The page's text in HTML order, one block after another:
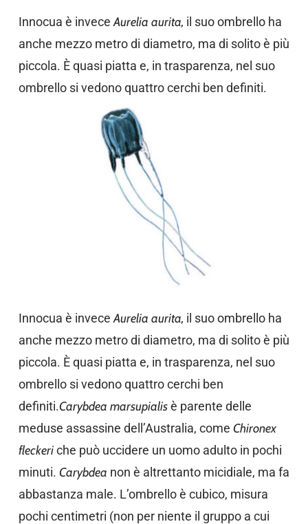
Innocua è invece Aurelia aurita, il suo ombrello ha
anche mezzo metro di diametro, ma di solito è più
piccola. È quasi piatta e, in trasparenza, nel suo
ombrello si vedono quattro cerchi ben definiti.
Innocua è invece Aurelia aurita, il suo ombrello ha
anche mezzo metro di diametro, ma di solito è più
piccola. È quasi piatta e, in trasparenza, nel suo
ombrello si vedono quattro cerchi ben
definiti.Carybdea marsupialisè parente delle
meduse assassine dell’Australia, come Chironex
fleckeriche può uccidere un uomo adulto in pochi
minuti. Carybdea non è altrettanto micidiale, ma fa
abbastanza male. L’ombrello è cubico, misura
pochi centimetri (non per niente il gruppo a cui